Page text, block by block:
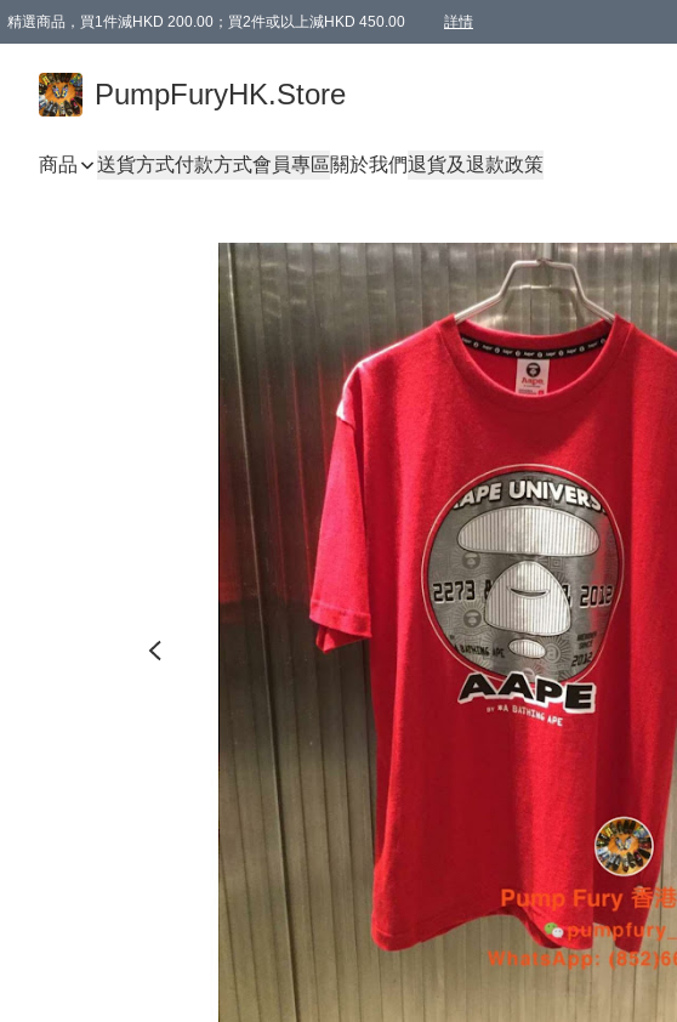
精選商品，買1件減HKD 200.00；買2件或以上減HKD 450.00 詳情
PumpFuryHK.Store
商品 送貨方式付款方式會員專區關於我們退貨及退款政策